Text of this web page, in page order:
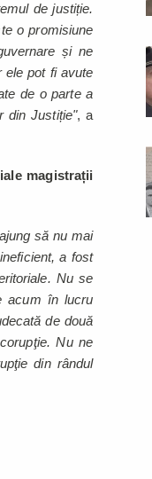
de justiție.
o promisiune
și ne
ele pot fi avute
de o parte a
din Justiție", a
magistrații
să nu mai
a fost
Nu se
acum în lucru
de două
Nu ne
din rândul